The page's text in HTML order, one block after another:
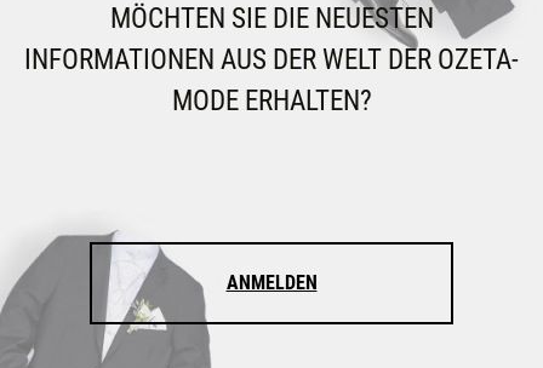
MÖCHTEN SIE DIE NEUESTEN
INFORMATIONEN AUS DER WELT DER OZETA-
MODE ERHALTEN?
ANMELDEN